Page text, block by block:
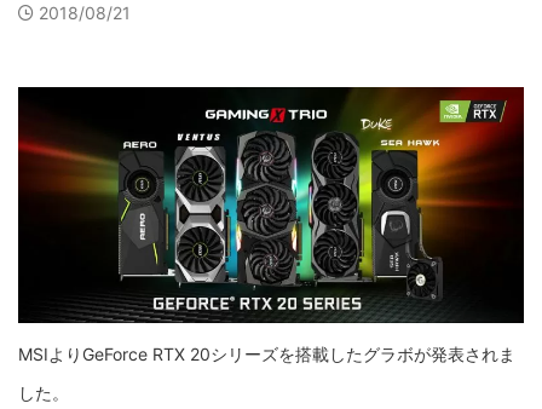
2018/08/21
MSIよりGeForce RTX 20シリーズを搭載したグラボが発表されま
した。